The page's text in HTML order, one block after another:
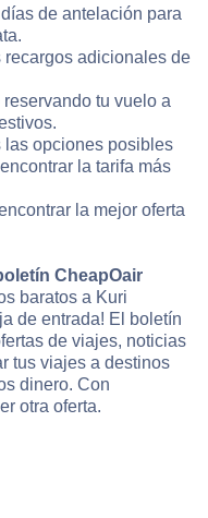
de antelación para
adicionales de
tu vuelo a
las opciones posibles
la tarifa más
la mejor oferta
CheapOair
baratos a Kuri
de entrada! El boletín
de viajes, noticias
tus viajes a destinos
dinero. Con
otra oferta.